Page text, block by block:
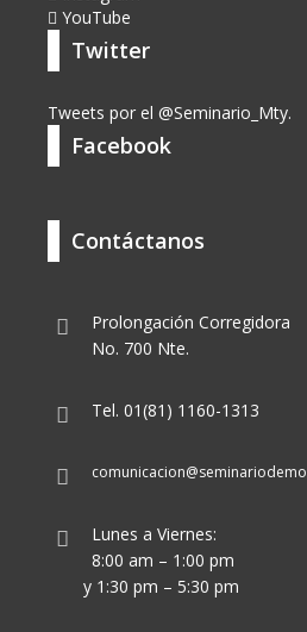
YouTube
Twitter
Tweets por el @Seminario_Mty.
Facebook
Contáctanos
Prolongación Corregidora
No. 700 Nte.
Tel. 01(81) 1160-1313
Lunes a Viernes:
8:00 am – 1:00 pm
y 1:30 pm – 5:30 pm